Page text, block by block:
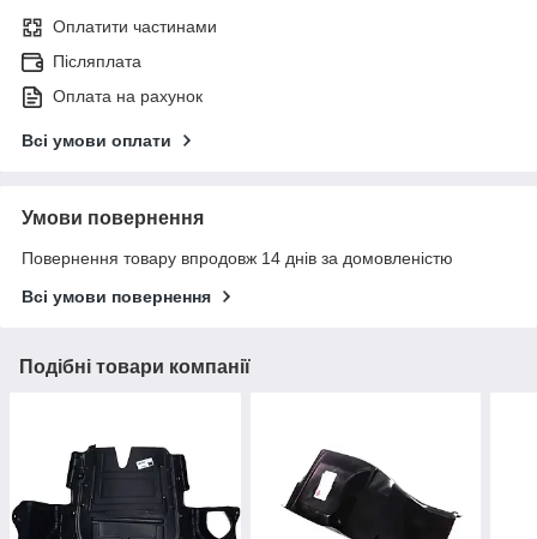
Оплатити частинами
Післяплата
Оплата на рахунок
Всі умови оплати
Умови повернення
Повернення товару впродовж 14 днів за домовленістю
Всі умови повернення
Подібні товари компанії